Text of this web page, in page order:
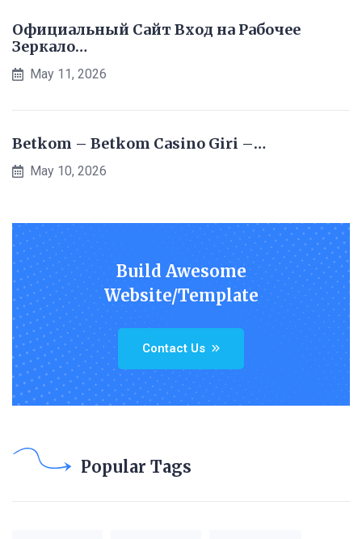
Официальный Сайт Вход на Рабочее
Зеркало…
May 11, 2026
Betkom – Betkom Casino Giri –…
May 10, 2026
Build Awesome
Website/Template
Contact Us
Popular Tags